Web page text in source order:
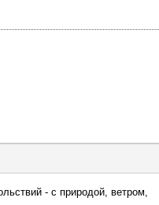
- с природой, ветром,